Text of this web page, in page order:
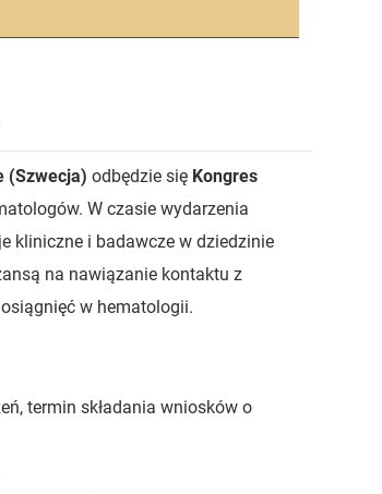
(Szwecja) odbędzie się Kongres
W czasie wydarzenia
kliniczne i badawcze w dziedzinie
na nawiązanie kontaktu z
w hematologii.
termin składania wniosków o